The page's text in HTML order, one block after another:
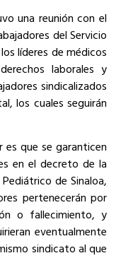
una reunión con el
del Servicio
líderes de médicos
laborales y
sindicalizados
los cuales seguirán
es que se garanticen
en el decreto de la
de Sinaloa,
pertenecerán por
o fallecimiento, y
eventualmente
sindicato al que